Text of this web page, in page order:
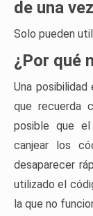
de una
Solo pueden
¿Por qué
Una
que recuerda
posible que el
canjear los
desaparecer
utilizado el
la que no